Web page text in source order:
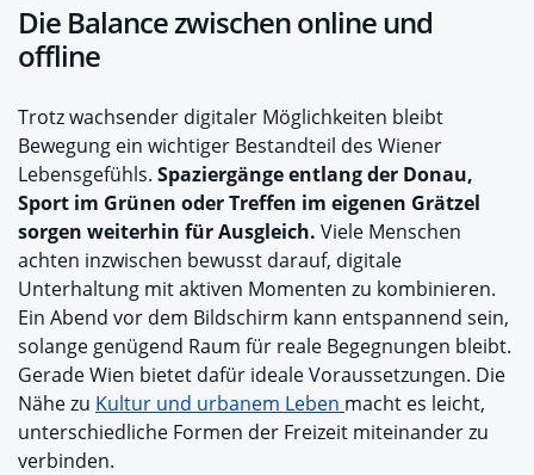
Die Balance zwischen online und
offline
Trotz wachsender digitaler Möglichkeiten bleibt
Bewegung ein wichtiger Bestandteil des Wiener
Lebensgefühls. Spaziergänge entlang der Donau,
Sport im Grünen oder Treffen im eigenen Grätzel
sorgen weiterhin für Ausgleich. Viele Menschen
achten inzwischen bewusst darauf, digitale
Unterhaltung mit aktiven Momenten zu kombinieren.
Ein Abend vor dem Bildschirm kann entspannend sein,
solange genügend Raum für reale Begegnungen bleibt.
Gerade Wien bietet dafür ideale Voraussetzungen. Die
Nähe zu Kultur und urbanem Leben macht es leicht,
unterschiedliche Formen der Freizeit miteinander zu
verbinden.